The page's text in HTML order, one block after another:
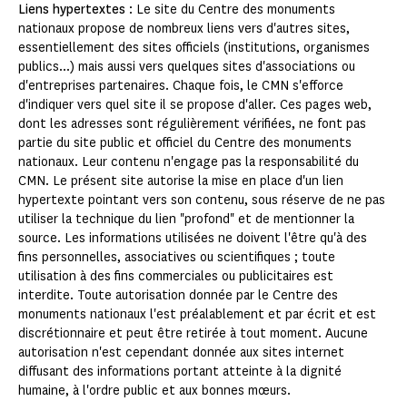
Liens hypertextes : Le site du Centre des monuments
nationaux propose de nombreux liens vers d'autres sites,
essentiellement des sites officiels (institutions, organismes
publics...) mais aussi vers quelques sites d'associations ou
d'entreprises partenaires. Chaque fois, le CMN s'efforce
d'indiquer vers quel site il se propose d'aller. Ces pages web,
dont les adresses sont régulièrement vérifiées, ne font pas
partie du site public et officiel du Centre des monuments
nationaux. Leur contenu n'engage pas la responsabilité du
CMN. Le présent site autorise la mise en place d'un lien
hypertexte pointant vers son contenu, sous réserve de ne pas
utiliser la technique du lien "profond" et de mentionner la
source. Les informations utilisées ne doivent l'être qu'à des
fins personnelles, associatives ou scientifiques ; toute
utilisation à des fins commerciales ou publicitaires est
interdite. Toute autorisation donnée par le Centre des
monuments nationaux l'est préalablement et par écrit et est
discrétionnaire et peut être retirée à tout moment. Aucune
autorisation n'est cependant donnée aux sites internet
diffusant des informations portant atteinte à la dignité
humaine, à l'ordre public et aux bonnes mœurs.